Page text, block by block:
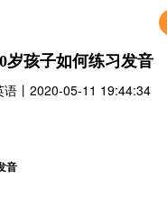
岁孩子如何练习发音
语 丨 2020-05-11 19:44:34
音